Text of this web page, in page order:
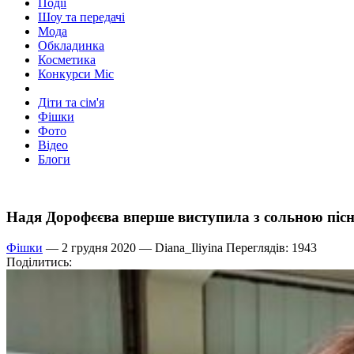
Події
Шоу та передачі
Мода
Обкладинка
Косметика
Конкурси Міс
Діти та сім'я
Фішки
Фото
Відео
Блоги
Надя Дорофєєва вперше виступила з сольною
Фішки — 2 грудня 2020 — Diana_Iliyina Переглядів: 1943
Поділитись: